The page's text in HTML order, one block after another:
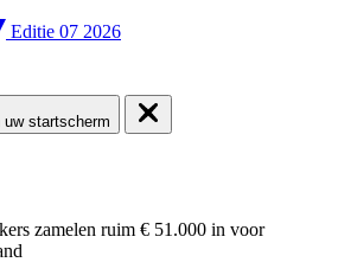
Editie 07 2026
uw startscherm
zamelen ruim € 51.000 in voor